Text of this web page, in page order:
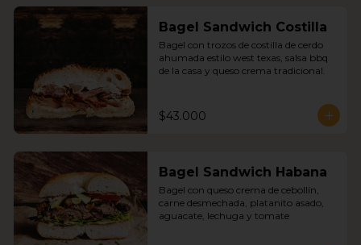
Bagel Sandwich Costilla
Bagel con trozos de costilla de cerdo
ahumada estilo west texas, salsa bbq
de la casa y queso crema tradicional.
$43.000
Bagel Sandwich Habana
Bagel con queso crema de cebollín,
carne desmechada, platanito asado,
aguacate, lechuga y tomate